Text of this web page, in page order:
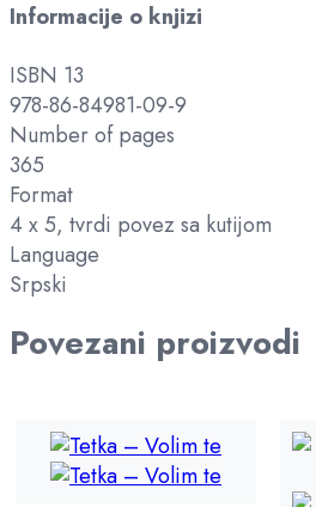
Informacije o knjizi
ISBN 13
978-86-84981-09-9
Number of pages
365
Format
4 x 5, tvrdi povez sa kutijom
Language
Srpski
Povezani proizvodi